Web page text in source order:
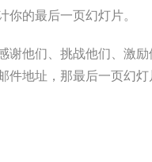
你的最后一页幻灯片。
谢他们、挑战他们、激
件地址，那最后一页幻